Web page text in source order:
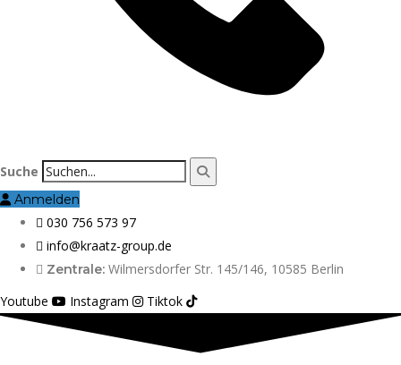
Suche
Anmelden
030 756 573 97
info@kraatz-group.de
Zentrale: Wilmersdorfer Str. 145/146, 10585 Berlin
Youtube
Instagram Tiktok